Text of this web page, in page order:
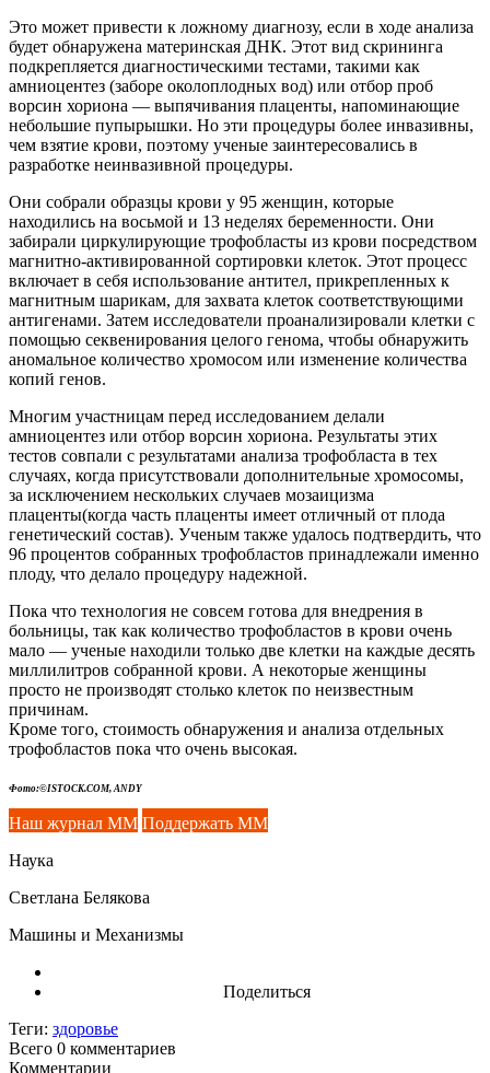
Это может привести к ложному диагнозу, если в ходе анализа
будет обнаружена материнская ДНК. Этот вид скрининга
подкрепляется диагностическими тестами, такими как
амниоцентез (заборе околоплодных вод) или отбор проб
ворсин хориона — выпячивания плаценты, напоминающие
небольшие пупырышки. Но эти процедуры более инвазивны,
чем взятие крови, поэтому ученые заинтересовались в
разработке неинвазивной процедуры.
Они собрали образцы крови у 95 женщин, которые
находились на восьмой и 13 неделях беременности. Они
забирали циркулирующие трофобласты из крови посредством
магнитно-активированной сортировки клеток. Этот процесс
включает в себя использование антител, прикрепленных к
магнитным шарикам, для захвата клеток соответствующими
антигенами. Затем исследователи проанализировали клетки с
помощью секвенирования целого генома, чтобы обнаружить
аномальное количество хромосом или изменение количества
копий генов.
Многим участницам перед исследованием делали
амниоцентез или отбор ворсин хориона. Результаты этих
тестов совпали с результатами анализа трофобласта в тех
случаях, когда присутствовали дополнительные хромосомы,
за исключением нескольких случаев мозаицизма
плаценты(когда часть плаценты имеет отличный от плода
генетический состав). Ученым также удалось подтвердить, что
96 процентов собранных трофобластов принадлежали именно
плоду, что делало процедуру надежной.
Пока что технология не совсем готова для внедрения в
больницы, так как количество трофобластов в крови очень
мало — ученые находили только две клетки на каждые десять
миллилитров собранной крови. А некоторые женщины
просто не производят столько клеток по неизвестным
причинам.
Кроме того, стоимость обнаружения и анализа отдельных
трофобластов пока что очень высокая.
Фото:©ISTOCK.COM, ANDY
Наш журнал ММ Поддержать ММ
Наука
Светлана Белякова
Машины и Механизмы
Поделиться
Теги: здоровье
Всего 0 комментариев
Комментарии